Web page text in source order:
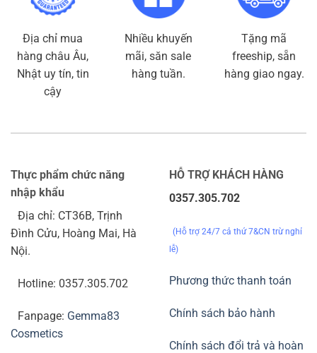
Địa chỉ mua
hàng châu Âu,
Nhật uy tín, tin
cậy
Nhiều khuyến
mãi, săn sale
hàng tuần.
Tặng mã
freeship, sẵn
hàng giao ngay.
Thực phẩm chức năng
nhập khẩu
Địa chỉ: CT36B, Trịnh
Đình Cửu, Hoàng Mai, Hà
Nội.
Hotline: 0357.305.702
Fanpage: Gemma83
Cosmetics
HỖ TRỢ KHÁCH HÀNG
0357.305.702
(Hỗ trợ 24/7 cả thứ 7&CN trừ nghỉ
lễ)
Phương thức thanh toán
Chính sách bảo hành
Chính sách đổi trả và hoàn